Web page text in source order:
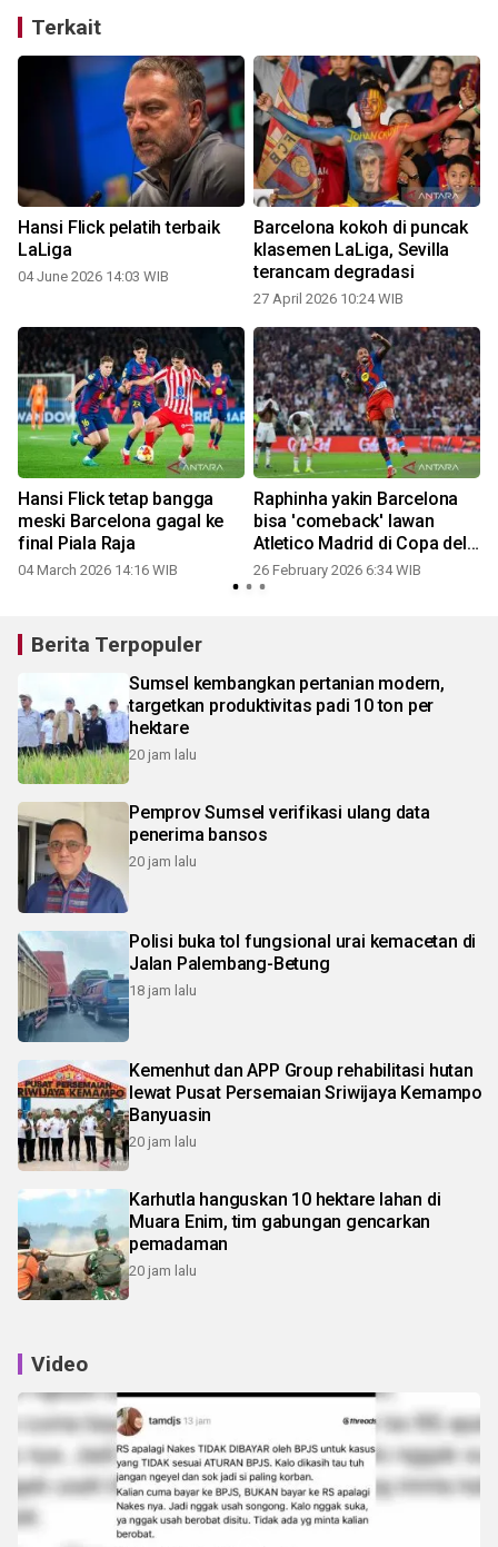
Terkait
Hansi Flick pelatih terbaik
LaLiga
04 June 2026 14:03 WIB
Barcelona kokoh di puncak
klasemen LaLiga, Sevilla
terancam degradasi
27 April 2026 10:24 WIB
Hansi Flick tetap bangga
meski Barcelona gagal ke
final Piala Raja
04 March 2026 14:16 WIB
Raphinha yakin Barcelona
bisa 'comeback' lawan
Atletico Madrid di Copa del
Rey
26 February 2026 6:34 WIB
Berita Terpopuler
Sumsel kembangkan pertanian modern,
targetkan produktivitas padi 10 ton per
hektare
20 jam lalu
Pemprov Sumsel verifikasi ulang data
penerima bansos
20 jam lalu
Polisi buka tol fungsional urai kemacetan di
Jalan Palembang-Betung
18 jam lalu
Kemenhut dan APP Group rehabilitasi hutan
lewat Pusat Persemaian Sriwijaya Kemampo
Banyuasin
20 jam lalu
Karhutla hanguskan 10 hektare lahan di
Muara Enim, tim gabungan gencarkan
pemadaman
20 jam lalu
Video